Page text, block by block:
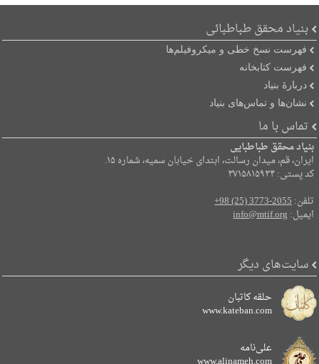
بنیاد محقق طباطبائی
فهرست نسخ خطی و میکروفیلم‌ها
فهرست کتابخانه
دربارۀ بنیاد
نشان‌ها و تماس‌های بنیاد
تماس با ما
بنیاد محقق طباطبایی
ایران، قم، میدان رسالت، ابتدای خیابان سمیه، شماره ۱۵.
کد پستی: ۳۷۱۵۸۱۵۹۳۴
تلفن:+98 (25) 3773-2055
ایمیل:info@mtif.org
سایت‌های دیگر
حلقه کاتبان
www.kateban.com
علی‌نامه